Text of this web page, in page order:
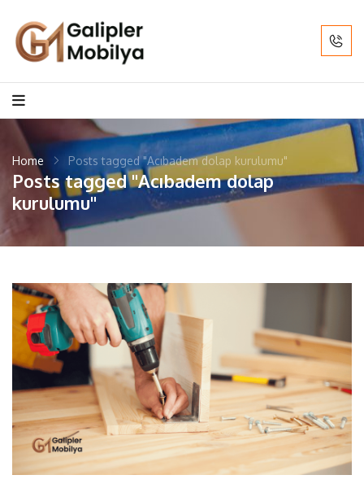
Home Posts tagged "Acıbadem dolap kurulumu"
Posts tagged "Acıbadem dolap
kurulumu"